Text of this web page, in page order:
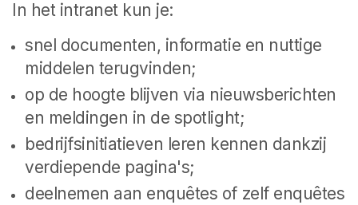
In het intranet kun je:
snel documenten, informatie en nuttige
middelen terugvinden;
op de hoogte blijven via nieuwsberichten
en meldingen in de spotlight;
bedrijfsinitiatieven leren kennen dankzij
verdiepende pagina's;
deelnemen aan enquêtes of zelf enquêtes